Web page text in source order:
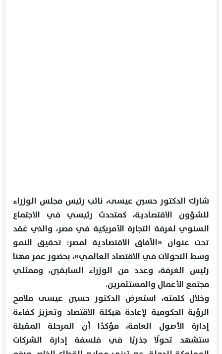
شارك الدكتور حسين عيسى، نائب رئيس مجلس الوزراء
للشؤون الاقتصادية، كمتحدث رئيسي في الاجتماع
السنوي لغرفة التجارة الأمريكية في مصر، والذي عُقد
تحت عنوان «الآفاق الاقتصادية لمصر: تحقيق النمو
وسط التحولات في الاقتصاد العالمي»، بحضور عمر مهنا
رئيس الغرفة، وعدد من الوزراء السابقين، وممثلي
مجتمع الأعمال والمستثمرين.
وخلال كلمته، استعرض الدكتور حسين عيسى ملامح
الرؤية الحكومية لإعادة هيكلة الاقتصاد وتعزيز كفاءة
إدارة الأصول العامة، مؤكدًا أن المرحلة المقبلة
ستشهد تحولًا جذريًا في فلسفة إدارة الشركات